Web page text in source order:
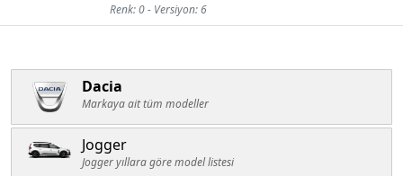
Renk: 0 - Versiyon: 6
Dacia
Markaya ait tüm modeller
Jogger
Jogger yıllara göre model listesi